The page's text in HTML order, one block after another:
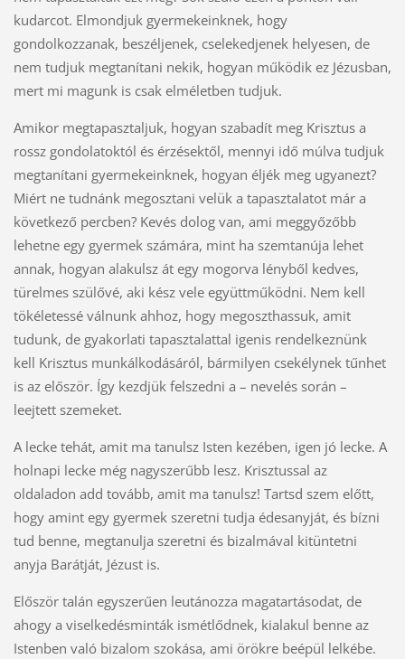
kudarcot. Elmondjuk gyermekeinknek, hogy
gondolkozzanak, beszéljenek, cselekedjenek helyesen, de
nem tudjuk megtanítani nekik, hogyan működik ez Jézusban,
mert mi magunk is csak elméletben tudjuk.
Amikor megtapasztaljuk, hogyan szabadít meg Krisztus a
rossz gondolatoktól és érzésektől, mennyi idő múlva tudjuk
megtanítani gyermekeinknek, hogyan éljék meg ugyanezt?
Miért ne tudnánk megosztani velük a tapasztalatot már a
következő percben? Kevés dolog van, ami meggyőzőbb
lehetne egy gyermek számára, mint ha szemtanúja lehet
annak, hogyan alakulsz át egy mogorva lényből kedves,
türelmes szülővé, aki kész vele együttműködni. Nem kell
tökéletessé válnunk ahhoz, hogy megoszthassuk, amit
tudunk, de gyakorlati tapasztalattal igenis rendelkeznünk
kell Krisztus munkálkodásáról, bármilyen csekélynek tűnhet
is az először. Így kezdjük felszedni a – nevelés során –
leejtett szemeket.
A lecke tehát, amit ma tanulsz Isten kezében, igen jó lecke. A
holnapi lecke még nagyszerűbb lesz. Krisztussal az
oldaladon add tovább, amit ma tanulsz! Tartsd szem előtt,
hogy amint egy gyermek szeretni tudja édesanyját, és bízni
tud benne, megtanulja szeretni és bizalmával kitüntetni
anyja Barátját, Jézust is.
Először talán egyszerűen leutánozza magatartásodat, de
ahogy a viselkedésminták ismétlődnek, kialakul benne az
Istenben való bizalom szokása, ami örökre beépül lelkébe.